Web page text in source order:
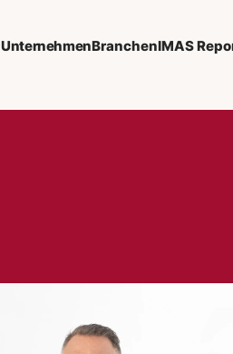
UnternehmenBranchenIMAS